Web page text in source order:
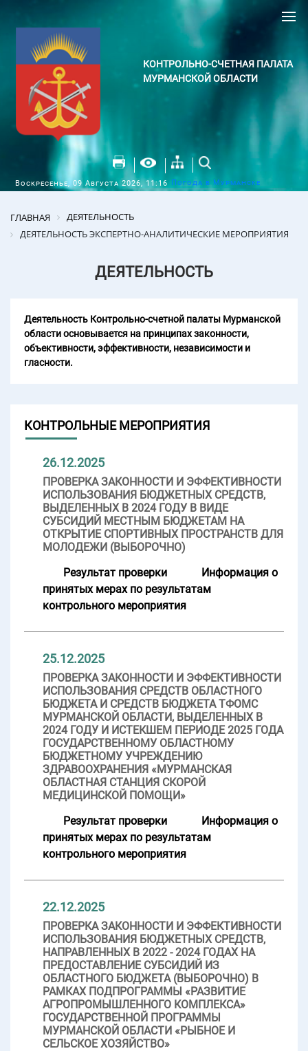
КОНТРОЛЬНО-СЧЕТНАЯ ПАЛАТА
МУРМАНСКОЙ ОБЛАСТИ
Воскресенье, 09 Августа 2026, 11:16 Погода в Мурманске
ГЛАВНАЯ
ДЕЯТЕЛЬНОСТЬ
ДЕЯТЕЛЬНОСТЬ ЭКСПЕРТНО-АНАЛИТИЧЕСКИЕ МЕРОПРИЯТИЯ
ДЕЯТЕЛЬНОСТЬ
Деятельность Контрольно-счетной палаты Мурманской
области основывается на принципах законности,
объективности, эффективности, независимости и
гласности.
КОНТРОЛЬНЫЕ МЕРОПРИЯТИЯ
26.12.2025
ПРОВЕРКА ЗАКОННОСТИ И ЭФФЕКТИВНОСТИ
ИСПОЛЬЗОВАНИЯ БЮДЖЕТНЫХ СРЕДСТВ,
ВЫДЕЛЕННЫХ В 2024 ГОДУ В ВИДЕ
СУБСИДИЙ МЕСТНЫМ БЮДЖЕТАМ НА
ОТКРЫТИЕ СПОРТИВНЫХ ПРОСТРАНСТВ ДЛЯ
МОЛОДЕЖИ (ВЫБОРОЧНО)
Результат проверки
Информация о
принятых мерах по результатам
контрольного мероприятия
25.12.2025
ПРОВЕРКА ЗАКОННОСТИ И ЭФФЕКТИВНОСТИ
ИСПОЛЬЗОВАНИЯ СРЕДСТВ ОБЛАСТНОГО
БЮДЖЕТА И СРЕДСТВ БЮДЖЕТА ТФОМС
МУРМАНСКОЙ ОБЛАСТИ, ВЫДЕЛЕННЫХ В
2024 ГОДУ И ИСТЕКШЕМ ПЕРИОДЕ 2025 ГОДА
ГОСУДАРСТВЕННОМУ ОБЛАСТНОМУ
БЮДЖЕТНОМУ УЧРЕЖДЕНИЮ
ЗДРАВООХРАНЕНИЯ «МУРМАНСКАЯ
ОБЛАСТНАЯ СТАНЦИЯ СКОРОЙ
МЕДИЦИНСКОЙ ПОМОЩИ»
Результат проверки
Информация о
принятых мерах по результатам
контрольного мероприятия
22.12.2025
ПРОВЕРКА ЗАКОННОСТИ И ЭФФЕКТИВНОСТИ
ИСПОЛЬЗОВАНИЯ БЮДЖЕТНЫХ СРЕДСТВ,
НАПРАВЛЕННЫХ В 2022 - 2024 ГОДАХ НА
ПРЕДОСТАВЛЕНИЕ СУБСИДИЙ ИЗ
ОБЛАСТНОГО БЮДЖЕТА (ВЫБОРОЧНО) В
РАМКАХ ПОДПРОГРАММЫ «РАЗВИТИЕ
АГРОПРОМЫШЛЕННОГО КОМПЛЕКСА»
ГОСУДАРСТВЕННОЙ ПРОГРАММЫ
МУРМАНСКОЙ ОБЛАСТИ «РЫБНОЕ И
СЕЛЬСКОЕ ХОЗЯЙСТВО»